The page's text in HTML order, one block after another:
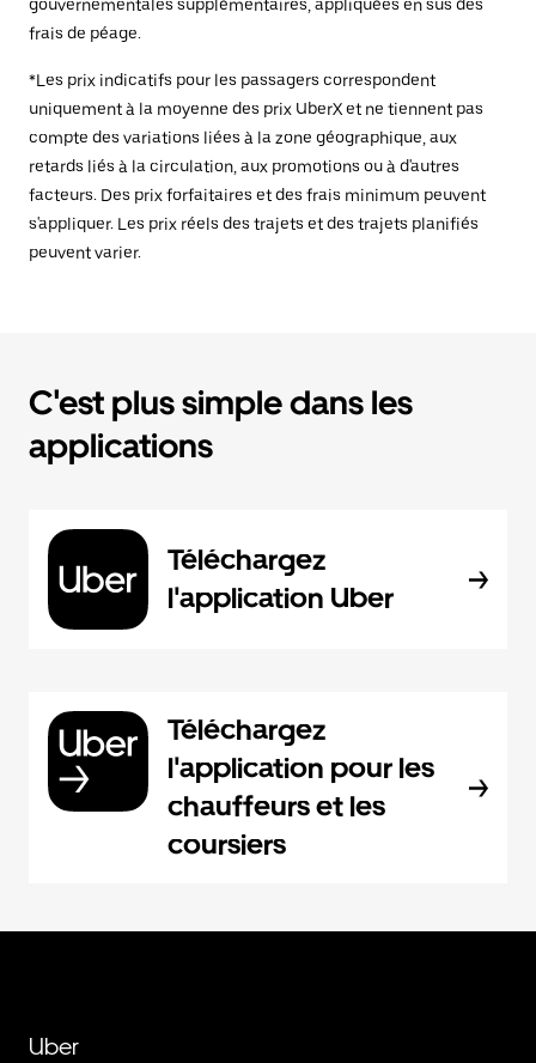
gouvernementales supplémentaires, appliquées en sus des
frais de péage.
*Les prix indicatifs pour les passagers correspondent
uniquement à la moyenne des prix UberX et ne tiennent pas
compte des variations liées à la zone géographique, aux
retards liés à la circulation, aux promotions ou à d'autres
facteurs. Des prix forfaitaires et des frais minimum peuvent
s'appliquer. Les prix réels des trajets et des trajets planifiés
peuvent varier.
C'est plus simple dans les
applications
Téléchargez
l'application Uber
Téléchargez
l'application pour les
chauffeurs et les
coursiers
Uber